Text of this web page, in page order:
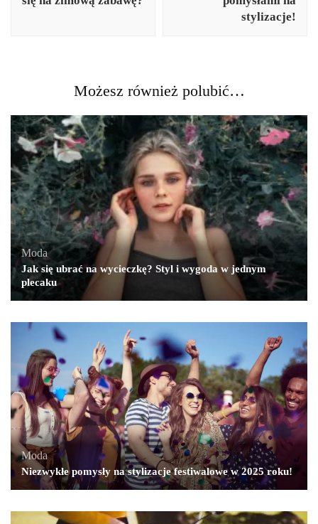
stylizacje!
Możesz również polubić…
Moda
Jak się ubrać na wycieczkę? Styl i wygoda w jednym
plecaku
Moda
Niezwykłe pomysły na stylizacje festiwalowe w 2025 roku!